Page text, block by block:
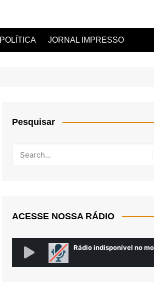
POLÍTICA JORNAL IMPRESSO
Pesquisar
ACESSE NOSSA RÁDIO